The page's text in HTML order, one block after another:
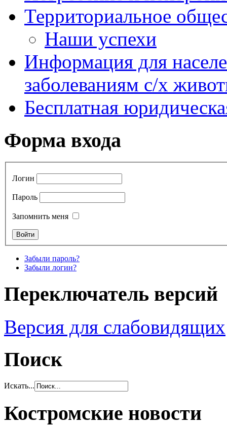
Территориальное
Наши успехи
Информация для
заболеваниям с/х
Бесплатная
Форма входа
Логин
Пароль
Запомнить меня
Забыли пароль?
Забыли логин?
Переключатель версий
Версия для слабовидящих
Поиск
Искать...
Костромские новости